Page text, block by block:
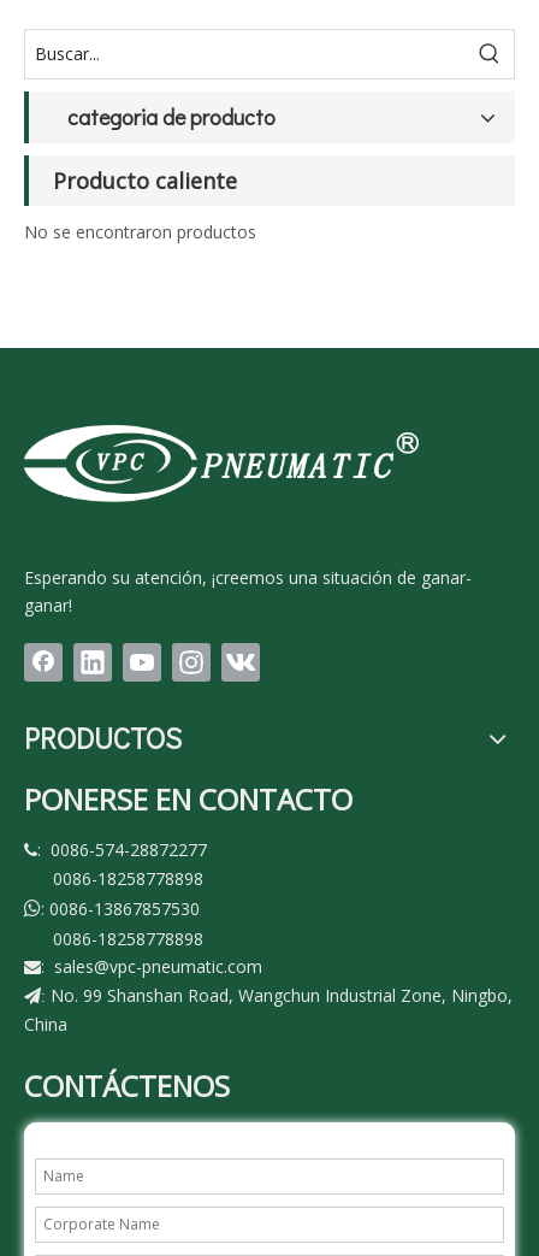
categoria de producto
Producto caliente
No se encontraron productos
Esperando su atención, ¡creemos una situación de ganar-
ganar!
PRODUCTOS
PONERSE EN CONTACTO
: 0086-574-28872277
0086-18258778898
: 0086-13867857530
0086-18258778898
: sales@vpc-pneumatic.com
: No. 99 Shanshan Road, Wangchun Industrial Zone, Ningbo,
China
CONTÁCTENOS